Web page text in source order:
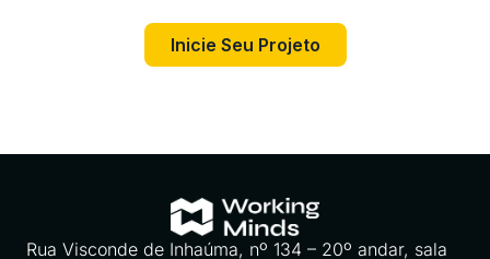
Inicie Seu Projeto
Rua Visconde de Inhaúma, nº 134 – 20º andar, sala